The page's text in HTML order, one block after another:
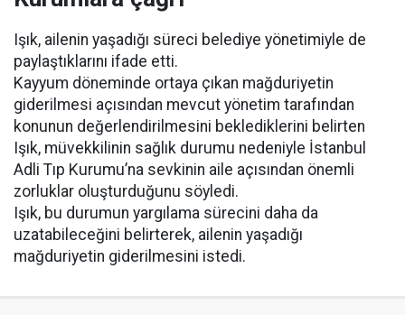
Işık, ailenin yaşadığı süreci belediye yönetimiyle de
paylaştıklarını ifade etti.
Kayyum döneminde ortaya çıkan mağduriyetin
giderilmesi açısından mevcut yönetim tarafından
konunun değerlendirilmesini beklediklerini belirten
Işık, müvekkilinin sağlık durumu nedeniyle İstanbul
Adli Tıp Kurumu’na sevkinin aile açısından önemli
zorluklar oluşturduğunu söyledi.
Işık, bu durumun yargılama sürecini daha da
uzatabileceğini belirterek, ailenin yaşadığı
mağduriyetin giderilmesini istedi.